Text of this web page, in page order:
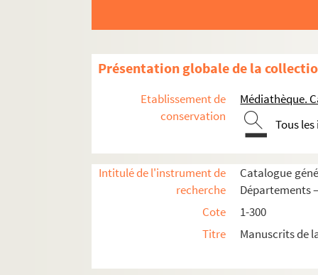
Présentation globale de la
Etablissement de
conservation
Médiathèque.
Tous
Intitulé de l'instrument de
recherche
Catalogue
Départements
Cote
1-300
Titre
Manuscrits de
760. Fabre de l'Aude (Comte), fils du
764-765. Falcon (Baron de), général de
766. Falgerolles, député du Tarn
767. Falloux (Comte de), homme
768. Fare (Comte), général français
769-770. Fargues, député de l'Aude
774-775. Fesch (Joseph, cardinal),